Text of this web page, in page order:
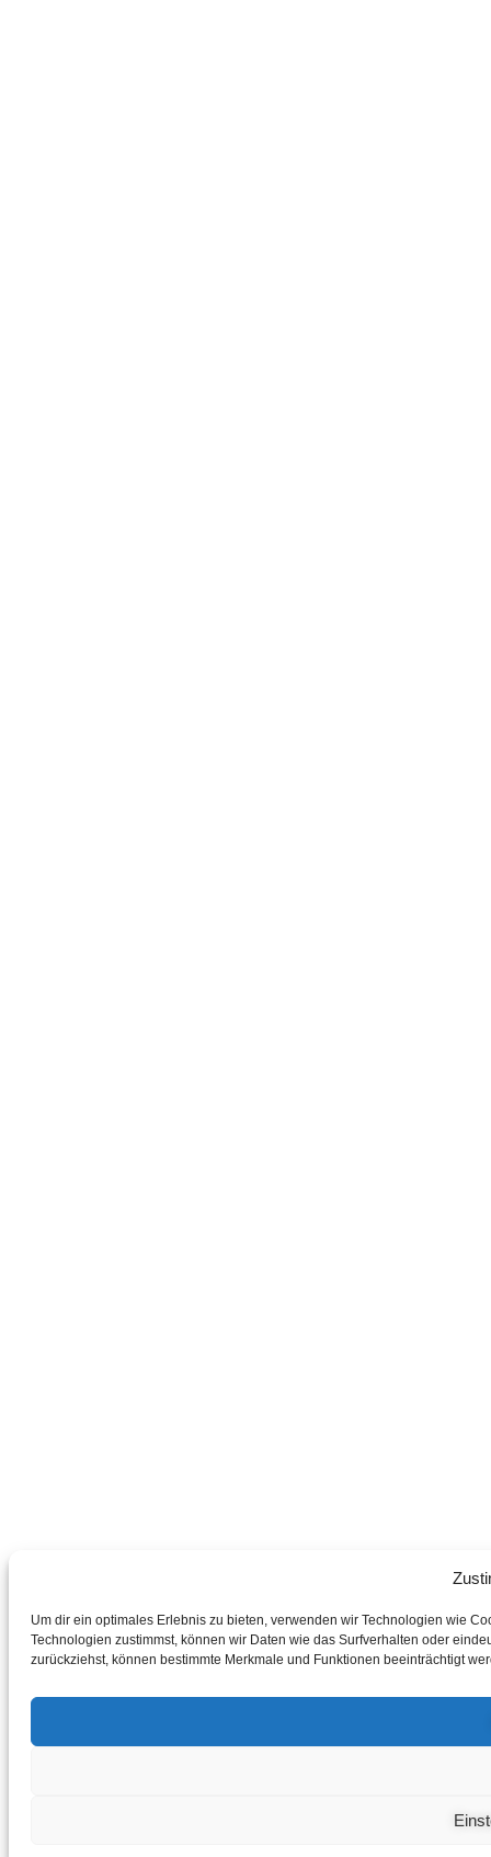
Um dir ein optimales Erlebnis zu bieten, verwenden wir Technologien wie
Technologien zustimmst, können wir Daten wie das Surfverhalten oder
zurückziehst, können bestimmte Merkmale und Funktionen beeinträchtigt